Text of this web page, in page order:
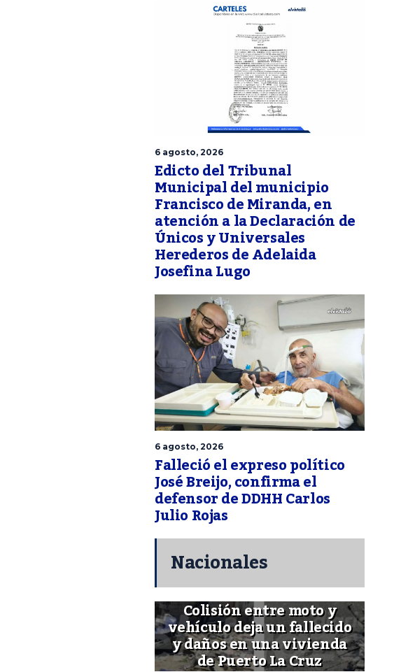
6 agosto, 2026
Edicto del Tribunal
Municipal del municipio
Francisco de Miranda, en
atención a la Declaración de
Únicos y Universales
Herederos de Adelaida
Josefina Lugo
6 agosto, 2026
Falleció el expreso político
José Breijo, confirma el
defensor de DDHH Carlos
Julio Rojas
Nacionales
Colisión entre moto y
vehículo deja un fallecido
y daños en una vivienda
de Puerto La Cruz